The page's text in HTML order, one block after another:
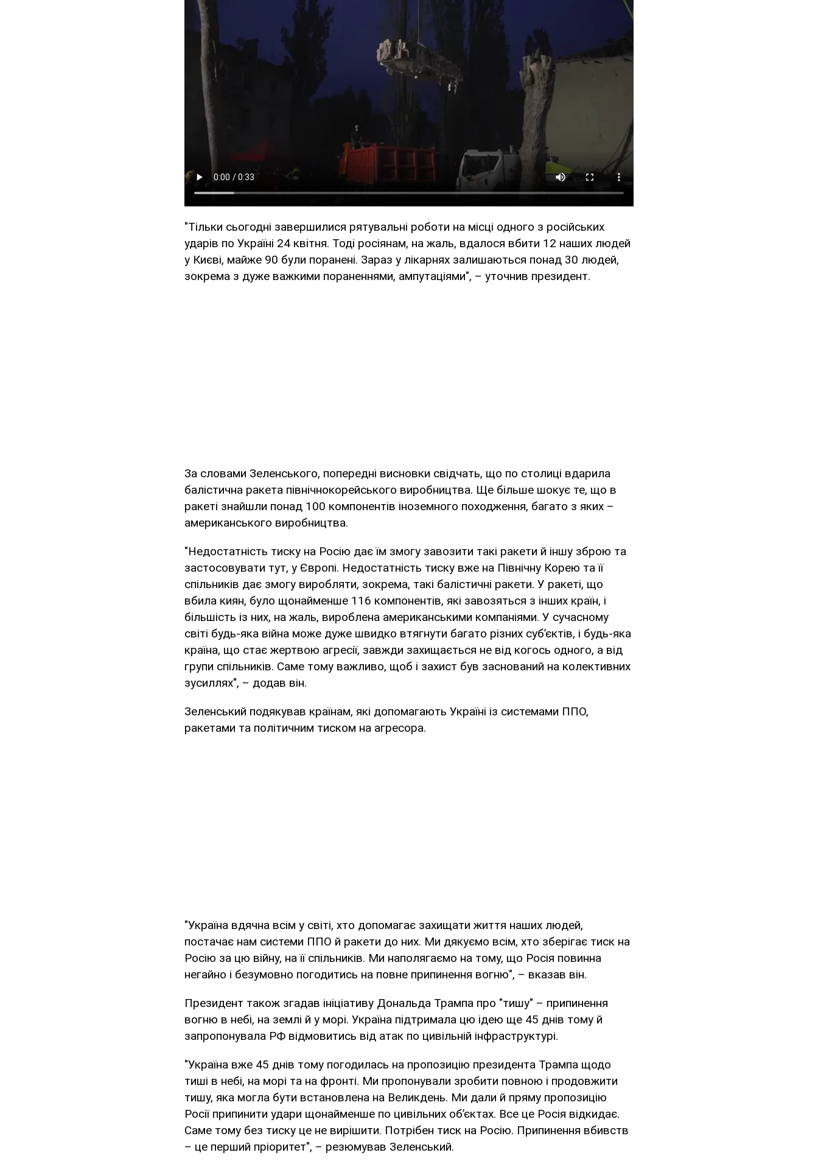
"Тільки сьогодні завершилися рятувальні роботи на місці одного з російських
ударів по Україні 24 квітня. Тоді росіянам, на жаль, вдалося вбити 12 наших людей
у Києві, майже 90 були поранені. Зараз у лікарнях залишаються понад 30 людей,
зокрема з дуже важкими пораненнями, ампутаціями", – уточнив президент.
За словами Зеленського, попередні висновки свідчать, що по столиці вдарила
балістична ракета північнокорейського виробництва. Ще більше шокує те, що в
ракеті знайшли понад 100 компонентів іноземного походження, багато з яких –
американського виробництва.
"Недостатність тиску на Росію дає їм змогу завозити такі ракети й іншу зброю та
застосовувати тут, у Європі. Недостатність тиску вже на Північну Корею та її
спільників дає змогу виробляти, зокрема, такі балістичні ракети. У ракеті, що
вбила киян, було щонайменше 116 компонентів, які завозяться з інших країн, і
більшість із них, на жаль, вироблена американськими компаніями. У сучасному
світі будь-яка війна може дуже швидко втягнути багато різних субʼєктів, і будь-яка
країна, що стає жертвою агресії, завжди захищається не від когось одного, а від
групи спільників. Саме тому важливо, щоб і захист був заснований на колективних
зусиллях", – додав він.
Зеленський подякував країнам, які допомагають Україні із системами ППО,
ракетами та політичним тиском на агресора.
"Україна вдячна всім у світі, хто допомагає захищати життя наших людей,
постачає нам системи ППО й ракети до них. Ми дякуємо всім, хто зберігає тиск на
Росію за цю війну, на її спільників. Ми наполягаємо на тому, що Росія повинна
негайно і безумовно погодитись на повне припинення вогню", – вказав він.
Президент також згадав ініціативу Дональда Трампа про "тишу" – припинення
вогню в небі, на землі й у морі. Україна підтримала цю ідею ще 45 днів тому й
запропонувала РФ відмовитись від атак по цивільній інфраструктурі.
"Україна вже 45 днів тому погодилась на пропозицію президента Трампа щодо
тиші в небі, на морі та на фронті. Ми пропонували зробити повною і продовжити
тишу, яка могла бути встановлена на Великдень. Ми дали й пряму пропозицію
Росії припинити удари щонайменше по цивільних обʼєктах. Все це Росія відкидає.
Саме тому без тиску це не вирішити. Потрібен тиск на Росію. Припинення вбивств
– це перший пріоритет", – резюмував Зеленський.